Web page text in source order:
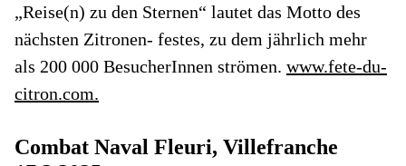
„Reise(n) zu den Sternen“ lautet das Motto des
nächsten Zitronen- festes, zu dem jährlich mehr
als 200 000 BesucherInnen strömen. www.fete-du-
citron.com.
Combat Naval Fleuri, Villefranche